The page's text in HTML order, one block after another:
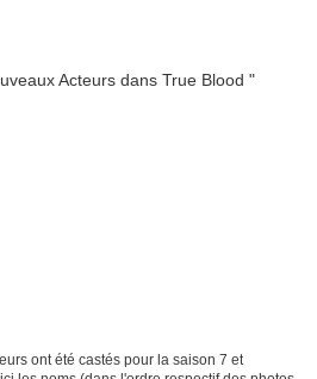
ont été castés pour la saison 7 et